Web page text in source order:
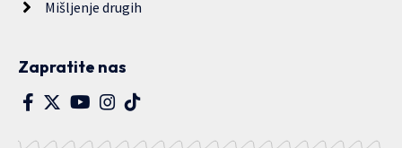
Mišljenje drugih
Zapratite nas